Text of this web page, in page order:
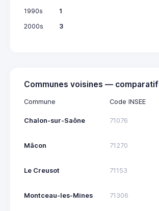
1990s
1
2000s
3
Communes voisines — comparatif
Commune Code INSEE
Chalon-sur-Saône 71076
Mâcon 71270
Le Creusot 71153
Montceau-les-Mines 71306